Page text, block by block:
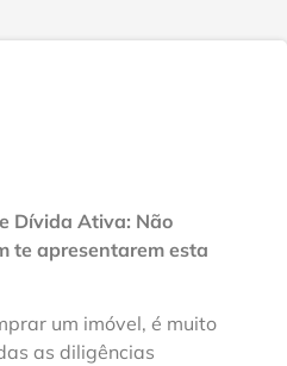
Dívida Ativa: Não
te apresentarem esta
um imóvel, é muito
as diligências